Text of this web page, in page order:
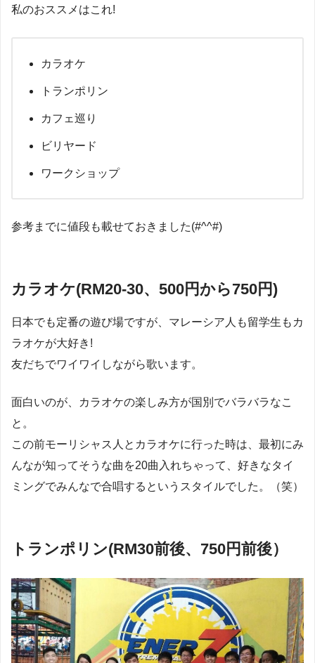
私のおススメはこれ!
カラオケ
トランポリン
カフェ巡り
ビリヤード
ワークショップ
参考までに値段も載せておきました(#^^#)
カラオケ(RM20-30、500円から750円)
日本でも定番の遊び場ですが、マレーシア人も留学生もカ
ラオケが大好き!
友だちでワイワイしながら歌います。
面白いのが、カラオケの楽しみ方が国別でバラバラなこ
と。
この前モーリシャス人とカラオケに行った時は、最初にみ
んなが知ってそうな曲を20曲入れちゃって、好きなタイ
ミングでみんなで合唱するというスタイルでした。（笑）
トランポリン(RM30前後、750円前後）